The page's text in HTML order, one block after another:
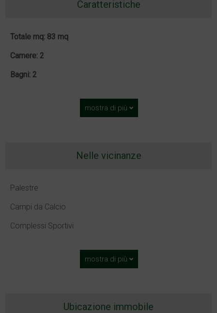
Caratteristiche
Totale mq: 83 mq
Camere: 2
Bagni: 2
mostra di più
Nelle vicinanze
Palestre
Campi da Calcio
Complessi Sportivi
mostra di più
Ubicazione immobile